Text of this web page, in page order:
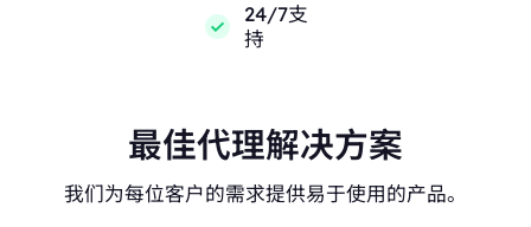
24/7支
持
最佳代理解决方案
我们为每位客户的需求提供易于使用的产品。